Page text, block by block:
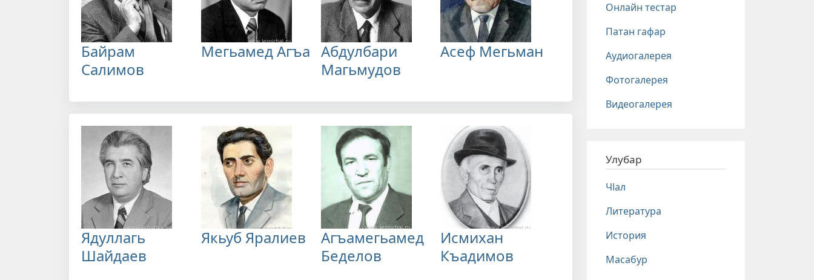
Байрам
Салимов
Мегьамед Агъа Абдулбари
Магьмудов
Асеф Мегьман
Ядуллагь
Шайдаев
Якьуб Яралиев
Агъамегьамед
Беделов
Исмихан
Къадимов
Онлайн тестар
Патан гафар
Аудиогалерея
Фотогалерея
Видеогалерея
Улубар
Чlал
Литература
История
Масабур